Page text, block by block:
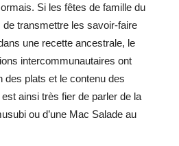
Si les fêtes de famille du
transmettre les savoir-faire
une recette ancestrale, le
intercommunautaires ont
des plats et le contenu des
ainsi très fier de parler de la
ou d’une Mac Salade au